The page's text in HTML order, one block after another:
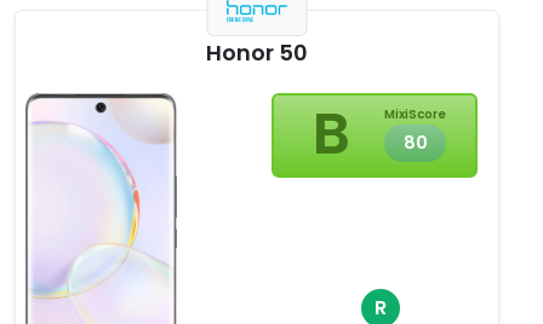
Honor 50
B MixiScore
80
R